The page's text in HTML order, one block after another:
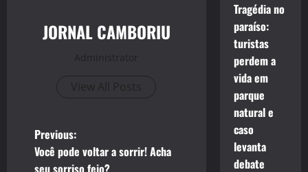
JORNAL CAMBORIU
Administrator
View All Posts
P
Previous:
Você pode voltar a sorrir! Acha
seu sorriso feio?
Tragédia no
paraíso:
turistas
perdem a
vida em
parque
natural e
caso
levanta
debate